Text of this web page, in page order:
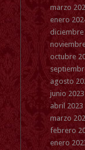
marzo
enero
diciembre
octubre
agosto
junio 2023
abril 2023
marzo
febrero
enero